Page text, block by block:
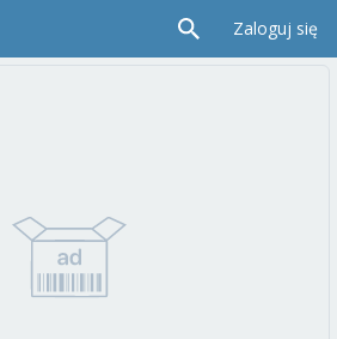
Zaloguj się